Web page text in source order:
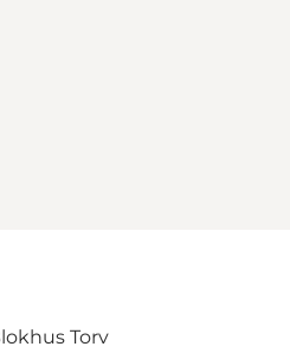
Torv